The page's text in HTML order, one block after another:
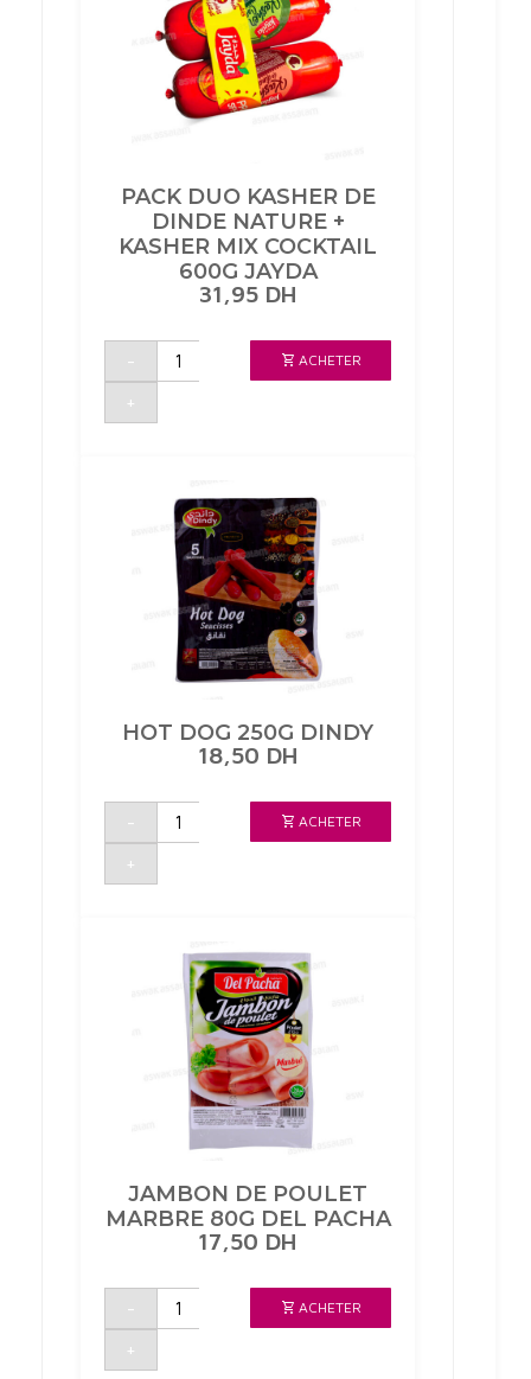
PACK DUO KASHER DE
DINDE NATURE +
KASHER MIX COCKTAIL
600G JAYDA
31,95 DH
-
quantité
PACK
DE
MIX
COCKTAIL
600G
JAYDA
+
ACHETER
HOT DOG 250G DINDY
18,50 DH
-
quantité
HOT
DINDY
+
ACHETER
JAMBON DE POULET
MARBRE 80G DEL PACHA
17,50 DH
-
quantité
JAMBON
MARBRE
+
ACHETER